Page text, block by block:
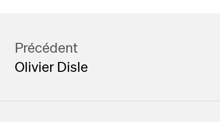
Précédent
Olivier Disle